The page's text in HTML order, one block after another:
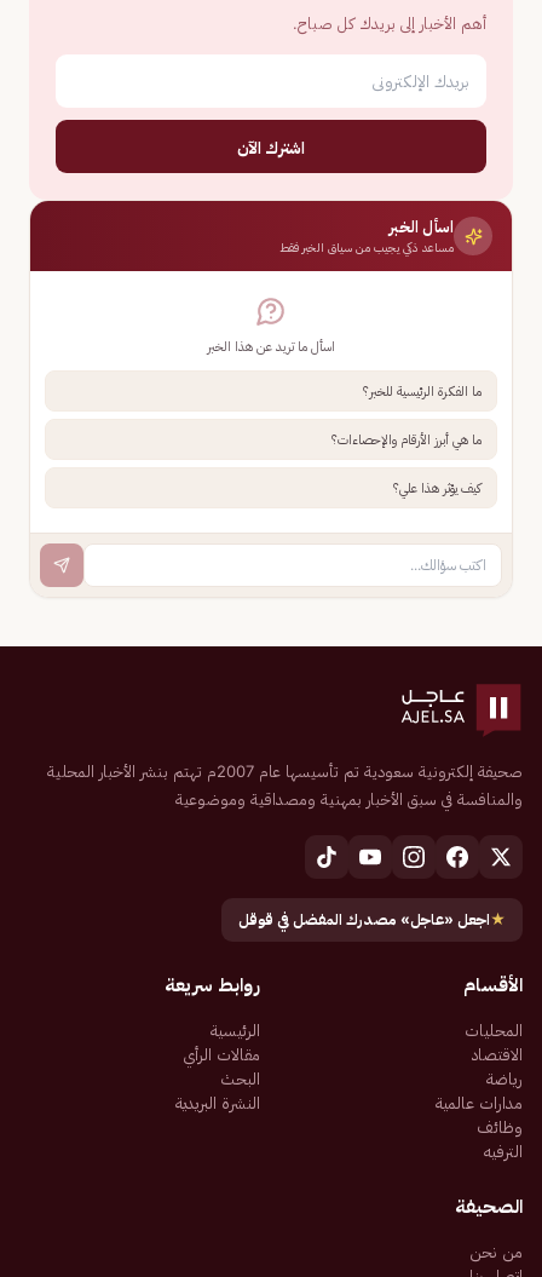
أهم الأخبار إلى بريدك كل صباح.
اشترك الآن
اسأل الخبر
مساعد ذكي يجيب من سياق الخبر فقط
اسأل ما تريد عن هذا الخبر
ما الفكرة الرئيسية للخبر؟
ما هي أبرز الأرقام والإحصاءات؟
كيف يؤثر هذا علي؟
صحيفة إلكترونية سعودية تم تأسيسها عام 2007م تهتم بنشر الأخبار المحلية
والمنافسة في سبق الأخبار بمهنية ومصداقية وموضوعية
★اجعل «عاجل» مصدرك المفضل في قوقل
الأقسام
المحليات
الاقتصاد
رياضة
مدارات عالمية
وظائف
الترفيه
روابط سريعة
الرئيسية
مقالات الرأي
البحث
النشرة البريدية
الصحيفة
من نحن